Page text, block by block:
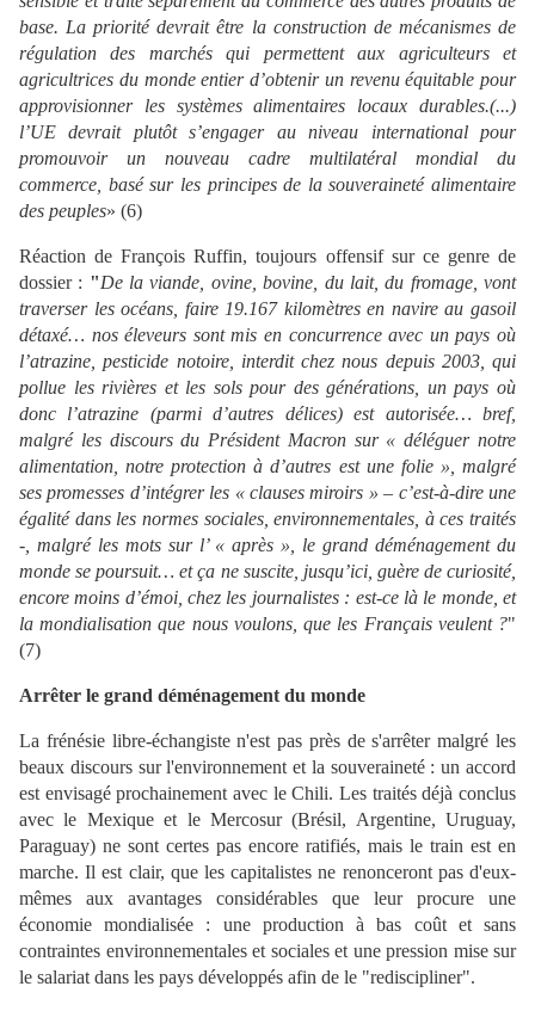
base. La priorité devrait être la construction de mécanismes de
régulation des marchés qui permettent aux agriculteurs et
agricultrices du monde entier d’obtenir un revenu équitable pour
approvisionner les systèmes alimentaires locaux durables.(...)
l’UE devrait plutôt s’engager au niveau international pour
promouvoir un nouveau cadre multilatéral mondial du
commerce, basé sur les principes de la souveraineté alimentaire
des peuples» (6)
Réaction de François Ruffin, toujours offensif sur ce genre de
dossier : "De la viande, ovine, bovine, du lait, du fromage, vont
traverser les océans, faire 19.167 kilomètres en navire au gasoil
détaxé… nos éleveurs sont mis en concurrence avec un pays où
l’atrazine, pesticide notoire, interdit chez nous depuis 2003, qui
pollue les rivières et les sols pour des générations, un pays où
donc l’atrazine (parmi d’autres délices) est autorisée… bref,
malgré les discours du Président Macron sur « déléguer notre
alimentation, notre protection à d’autres est une folie », malgré
ses promesses d’intégrer les « clauses miroirs » – c’est-à-dire une
égalité dans les normes sociales, environnementales, à ces traités
-, malgré les mots sur l’ « après », le grand déménagement du
monde se poursuit… et ça ne suscite, jusqu’ici, guère de curiosité,
encore moins d’émoi, chez les journalistes : est-ce là le monde, et
la mondialisation que nous voulons, que les Français veulent ?"
(7)
Arrêter le grand déménagement du monde
La frénésie libre-échangiste n'est pas près de s'arrêter malgré les
beaux discours sur l'environnement et la souveraineté : un accord
est envisagé prochainement avec le Chili. Les traités déjà conclus
avec le Mexique et le Mercosur (Brésil, Argentine, Uruguay,
Paraguay) ne sont certes pas encore ratifiés, mais le train est en
marche. Il est clair, que les capitalistes ne renonceront pas d'eux-
mêmes aux avantages considérables que leur procure une
économie mondialisée : une production à bas coût et sans
contraintes environnementales et sociales et une pression mise sur
le salariat dans les pays développés afin de le "rediscipliner".